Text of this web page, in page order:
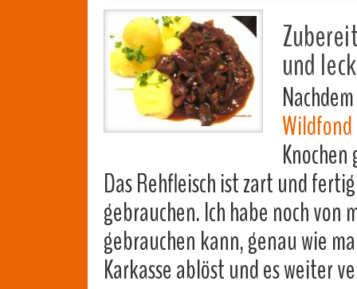
und
Wildfond
Das Rehfleisch ist zart und
gebrauchen. Ich habe noch von
gebrauchen kann, genau wie
Karkasse ablöst und es weiter